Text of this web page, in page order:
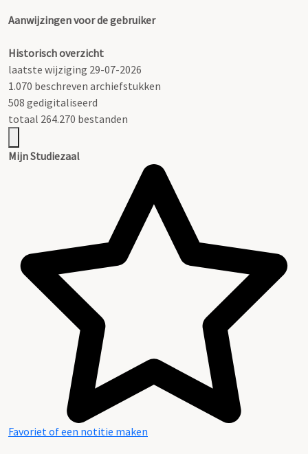
Aanwijzingen voor de gebruiker
Historisch overzicht
laatste wijziging 29-07-2026
1.070 beschreven archiefstukken
508 gedigitaliseerd
totaal 264.270 bestanden
Mijn Studiezaal
Favoriet of een notitie maken